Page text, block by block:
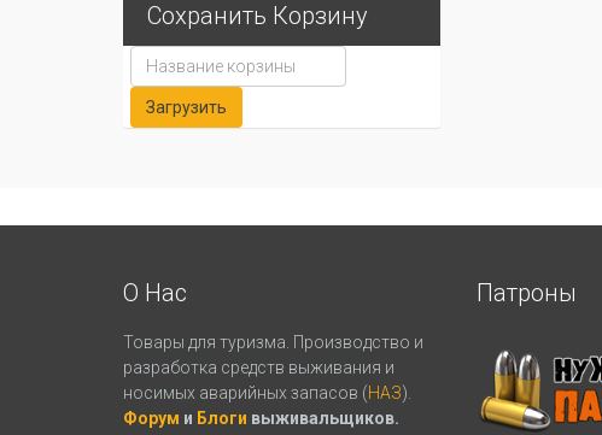
Сохранить Корзину
О Нас
Товары для туризма. Производство и
разработка средств выживания и
носимых аварийных запасов (НАЗ).
Форум и Блоги выживальщиков.
Патроны